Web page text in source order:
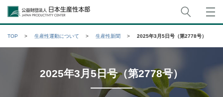
公益財団法人日本生産性本部
TOP 生産性運動について 生産性新聞 2025年3月5日号（第2778号）
2025年3月5日号（第2778号）